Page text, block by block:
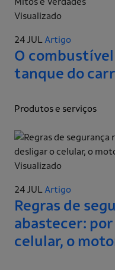
Visualizado
24 JULArtigo
O
tanque do
Produtos e serviços
Visualizado
24 JULArtigo
Regras de
abastecer:
celular, o